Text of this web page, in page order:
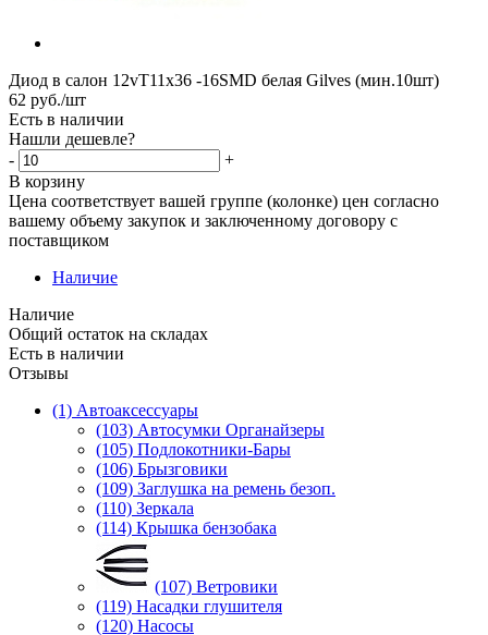
Диод в салон 12vT11х36 -16SMD белая Gilves (мин.10шт)
62 руб./шт
Есть в наличии
Нашли дешевле?
-
+
В корзину
Цена соответствует вашей группе (колонке) цен согласно
вашему объему закупок и заключенному договору с
поставщиком
Наличие
Наличие
Общий остаток на складах
Есть в наличии
Отзывы
(1) Автоаксессуары
(103) Автосумки Органайзеры
(105) Подлокотники-Бары
(106) Брызговики
(109) Заглушка на ремень безоп.
(110) Зеркала
(114) Крышка бензобака
(107) Ветровики
(119) Насадки глушителя
(120) Насосы